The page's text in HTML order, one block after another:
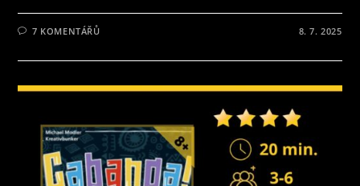
7 KOMENTÁŘŮ 8. 7. 2025